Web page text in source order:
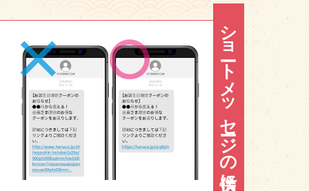
ショートメッセージの送信に